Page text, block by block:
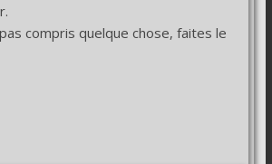
compris quelque chose, faites le